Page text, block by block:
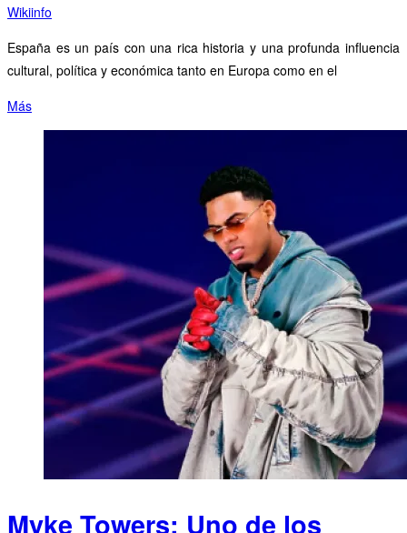
Wikiinfo
España es un país con una rica historia y una profunda influencia
cultural, política y económica tanto en Europa como en el
Más
Myke Towers: Uno de los